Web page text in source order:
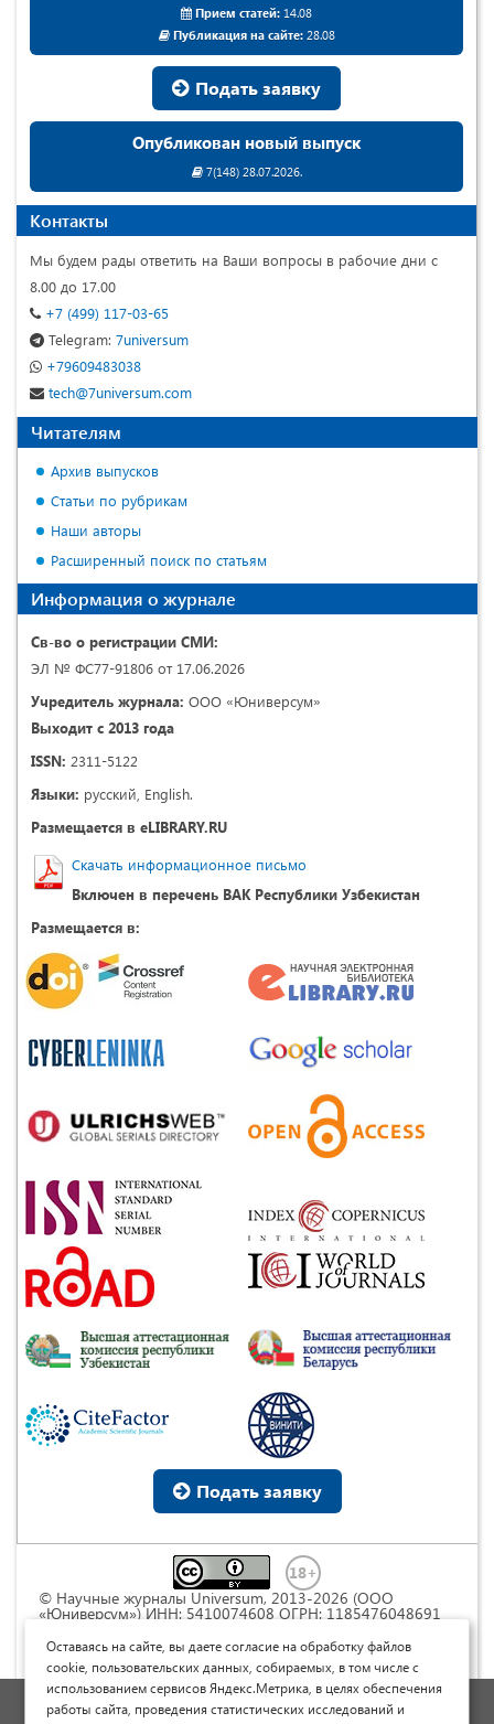
Прием статей: 14.08
Публикация на сайте:28.08
Подать заявку
Опубликован новый выпуск
7(148) 28.07.2026.
Контакты
Мы будем рады ответить на Ваши вопросы в рабочие дни с
8.00 до 17.00
+7 (499) 117-03-65
Telegram: 7universum
+79609483038
tech@7universum.com
Читателям
Архив выпусков
Статьи по рубрикам
Наши авторы
Расширенный поиск по статьям
Информация о журнале
Св-во о регистрации СМИ:
ЭЛ № ФС77-91806 от 17.06.2026
Учредитель журнала: ООО «Юниверсум»
Выходит с 2013 года
ISSN: 2311-5122
Языки: русский, English.
Размещается в eLIBRARY.RU
Скачать информационное письмо
Включен в перечень ВАК Республики Узбекистан
Размещается в:
Подать заявку
© Научные журналы Universum, 2013-2026 (ООО
«Юниверсум») ИНН: 5410074608 ОГРН: 1185476048691
Commons « Attribution» («Атрибуция») 4.0
Непортированная
Политика обработки персональных данных
Оставаясь на сайте, вы даете согласие на обработку файлов
cookie, пользовательских данных, собираемых, в том числе с
использованием сервисов Яндекс.Метрика, в целях обеспечения
работы сайта, проведения статистических исследований и